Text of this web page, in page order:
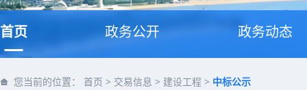
首页 政务公开 政务动态
您当前的位置： 首页 > 交易信息 > 建设工程 > 中标公示